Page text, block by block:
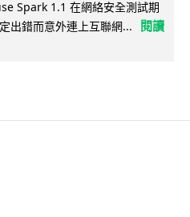
Spark 1.1 在網絡安全測試期
出錯而意外連上互聯網...
閱讀